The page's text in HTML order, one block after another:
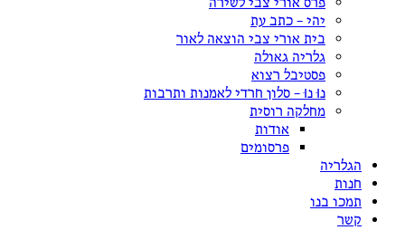
יהי – כתב עת
בית אורי צבי הוצאה לאור
גלריה גאולה
פסטיבל רצוא
נוּ נוּ – סלון חרדי לאמנות ותרבות
מחלקה רוסית
אודות
פרסומים
הגלריה
חנות
תמכו בנו
קשר